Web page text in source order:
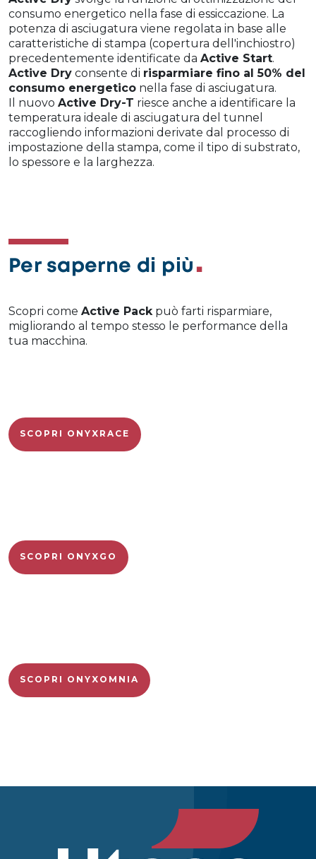
consumo energetico nella fase di essiccazione. La
potenza di asciugatura viene regolata in base alle
caratteristiche di stampa (copertura dell'inchiostro)
precedentemente identificate da Active Start.
Active Dry consente di risparmiare fino al 50% del
consumo energetico nella fase di asciugatura.
Il nuovo Active Dry-T riesce anche a identificare la
temperatura ideale di asciugatura del tunnel
raccogliendo informazioni derivate dal processo di
impostazione della stampa, come il tipo di substrato,
lo spessore e la larghezza.
Per saperne di più
Scopri come Active Packpuò farti risparmiare,
migliorando al tempo stesso le performance della
tua macchina.
SCOPRI ONYXRACE
SCOPRI ONYXGO
SCOPRI ONYXOMNIA